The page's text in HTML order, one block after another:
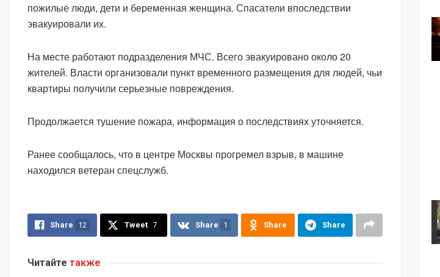
пожилые люди, дети и беременная женщина. Спасатели впоследствии
эвакуировали их.
На месте работают подразделения МЧС. Всего эвакуировано около 20
жителей. Власти организовали пункт временного размещения для людей, чьи
квартиры получили серьезные повреждения.
Продолжается тушение пожара, информация о последствиях уточняется.
Ранее сообщалось, что в центре Москвы прогремел взрыв, в машине
находился ветеран спецслужб.
Share 12 Tweet 7 Share 1 Share Share
Читайте также